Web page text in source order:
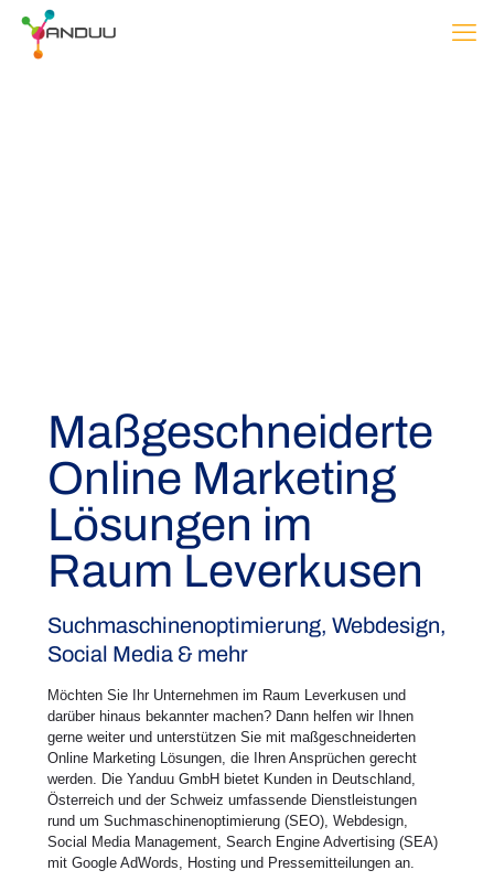
Maßgeschneiderte
Online Marketing
Lösungen im
Raum Leverkusen
Suchmaschinenoptimierung, Webdesign,
Social Media & mehr
Möchten Sie Ihr Unternehmen im Raum Leverkusen und
darüber hinaus bekannter machen? Dann helfen wir Ihnen
gerne weiter und unterstützen Sie mit maßgeschneiderten
Online Marketing Lösungen, die Ihren Ansprüchen gerecht
werden. Die Yanduu GmbH bietet Kunden in Deutschland,
Österreich und der Schweiz umfassende Dienstleistungen
rund um Suchmaschinenoptimierung (SEO), Webdesign,
Social Media Management, Search Engine Advertising (SEA)
mit Google AdWords, Hosting und Pressemitteilungen an.